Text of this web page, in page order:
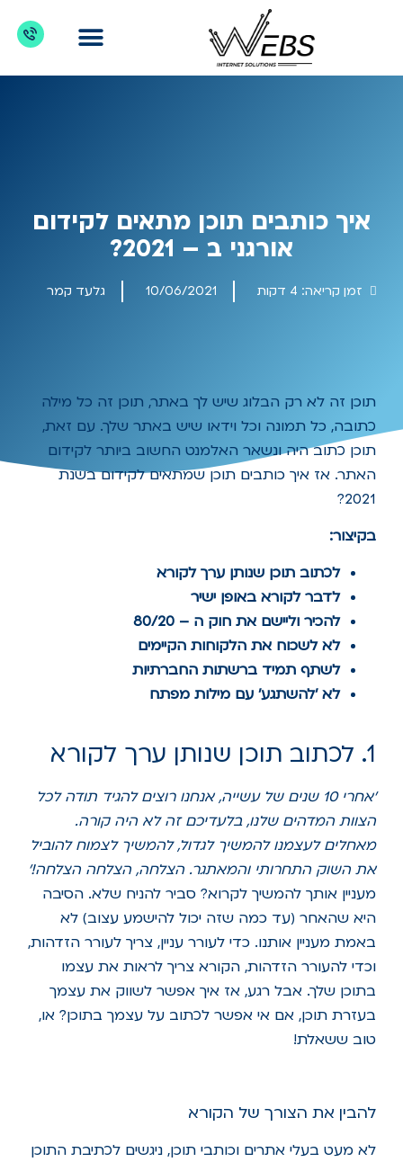
איך כותבים תוכן מתאים לקידום
אורגני ב – 2021?
זמן קריאה: 4 דקות 10/06/2021 גלעד קמר
תוכן זה לא רק הבלוג שיש לך באתר, תוכן זה כל מילה
כתובה, כל תמונה וכל וידאו שיש באתר שלך. עם זאת,
תוכן כתוב היה ונשאר האלמנט החשוב ביותר לקידום
האתר. אז איך כותבים תוכן שמתאים לקידום בשנת
2021?
בקיצור:
לכתוב תוכן שנותן ערך לקורא
לדבר לקורא באופן ישיר
להכיר וליישם את חוק ה – 80/20
לא לשכוח את הלקוחות הקיימים
לשתף תמיד ברשתות החברתיות
לא 'להשתגע' עם מילות מפתח
1. לכתוב תוכן שנותן ערך לקורא
'אחרי 10 שנים של עשייה, אנחנו רוצים להגיד תודה לכל
הצוות המדהים שלנו, בלעדיכם זה לא היה קורה.
מאחלים לעצמנו להמשיך לגדול, להמשיך לצמוח להוביל
את השוק התחרותי והמאתגר. הצלחה, הצלחה הצלחה!'
מעניין אותך להמשיך לקרוא? סביר להניח שלא. הסיבה
היא שהאחר (עד כמה שזה יכול להישמע עצוב) לא
באמת מעניין אותנו. כדי לעורר עניין, צריך לעורר הזדהות,
וכדי להעורר הזדהות, הקורא צריך לראות את עצמו
בתוכן שלך. אבל רגע, אז איך אפשר לשווק את עצמך
בעזרת תוכן, אם אי אפשר לכתוב על עצמך בתוכן? או,
טוב ששאלת!
להבין את הצורך של הקורא
לא מעט בעלי אתרים וכותבי תוכן, ניגשים לכתיבת התוכן